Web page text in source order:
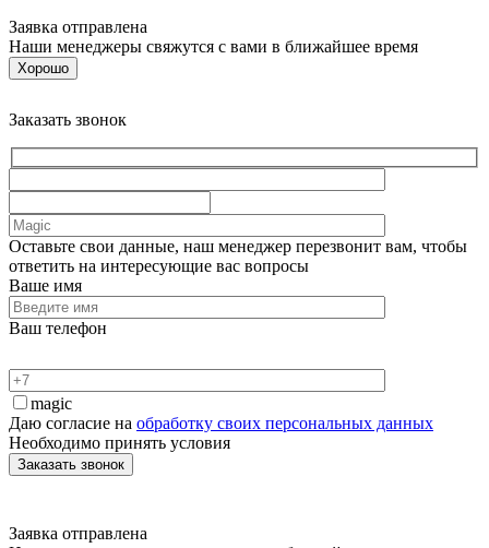
Заявка отправлена
Наши менеджеры свяжутся с вами в ближайшее время
Хорошо
Заказать звонок
Оставьте свои данные, наш менеджер перезвонит вам, чтобы
ответить на интересующие вас вопросы
Ваше имя
Ваш телефон
magic
Даю согласие на обработку своих персональных данных
Необходимо принять условия
Заявка отправлена